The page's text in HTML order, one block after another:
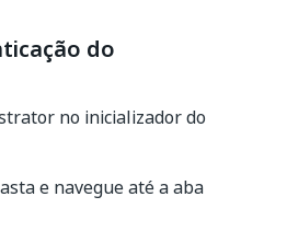
do
no inicializador do
e navegue até a aba